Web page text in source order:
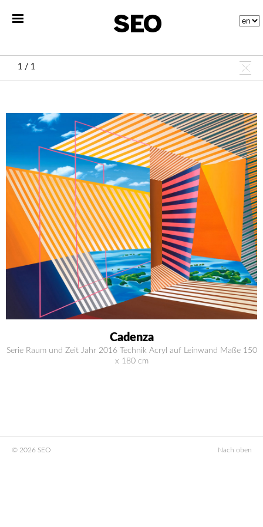
1 / 1
Cadenza
Serie Raum und Zeit Jahr 2016 Technik Acryl auf Leinwand Maße 150
x 180 cm
© 2026 SEO Nach oben